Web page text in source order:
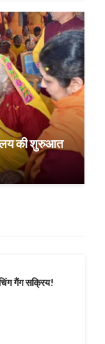
की शुरुआत
गैंग सक्रिय!